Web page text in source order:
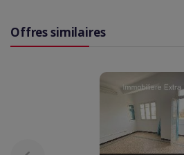
Offres similaires